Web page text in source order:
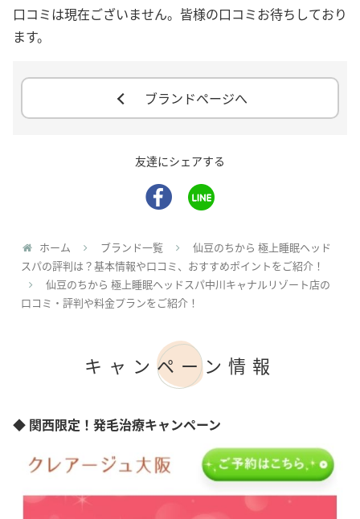
口コミは現在ございません。皆様の口コミお待ちしており
ます。
ブランドページへ
友達にシェアする
ホーム ブランド一覧
仙豆のちから 極上睡眠ヘッド
スパの評判は？基本情報や口コミ、おすすめポイントをご紹介！
仙豆のちから 極上睡眠ヘッドスパ中川キャナルリゾート店の
口コミ・評判や料金プランをご紹介！
キャンペーン情報
◆ 関西限定！発毛治療キャンペーン